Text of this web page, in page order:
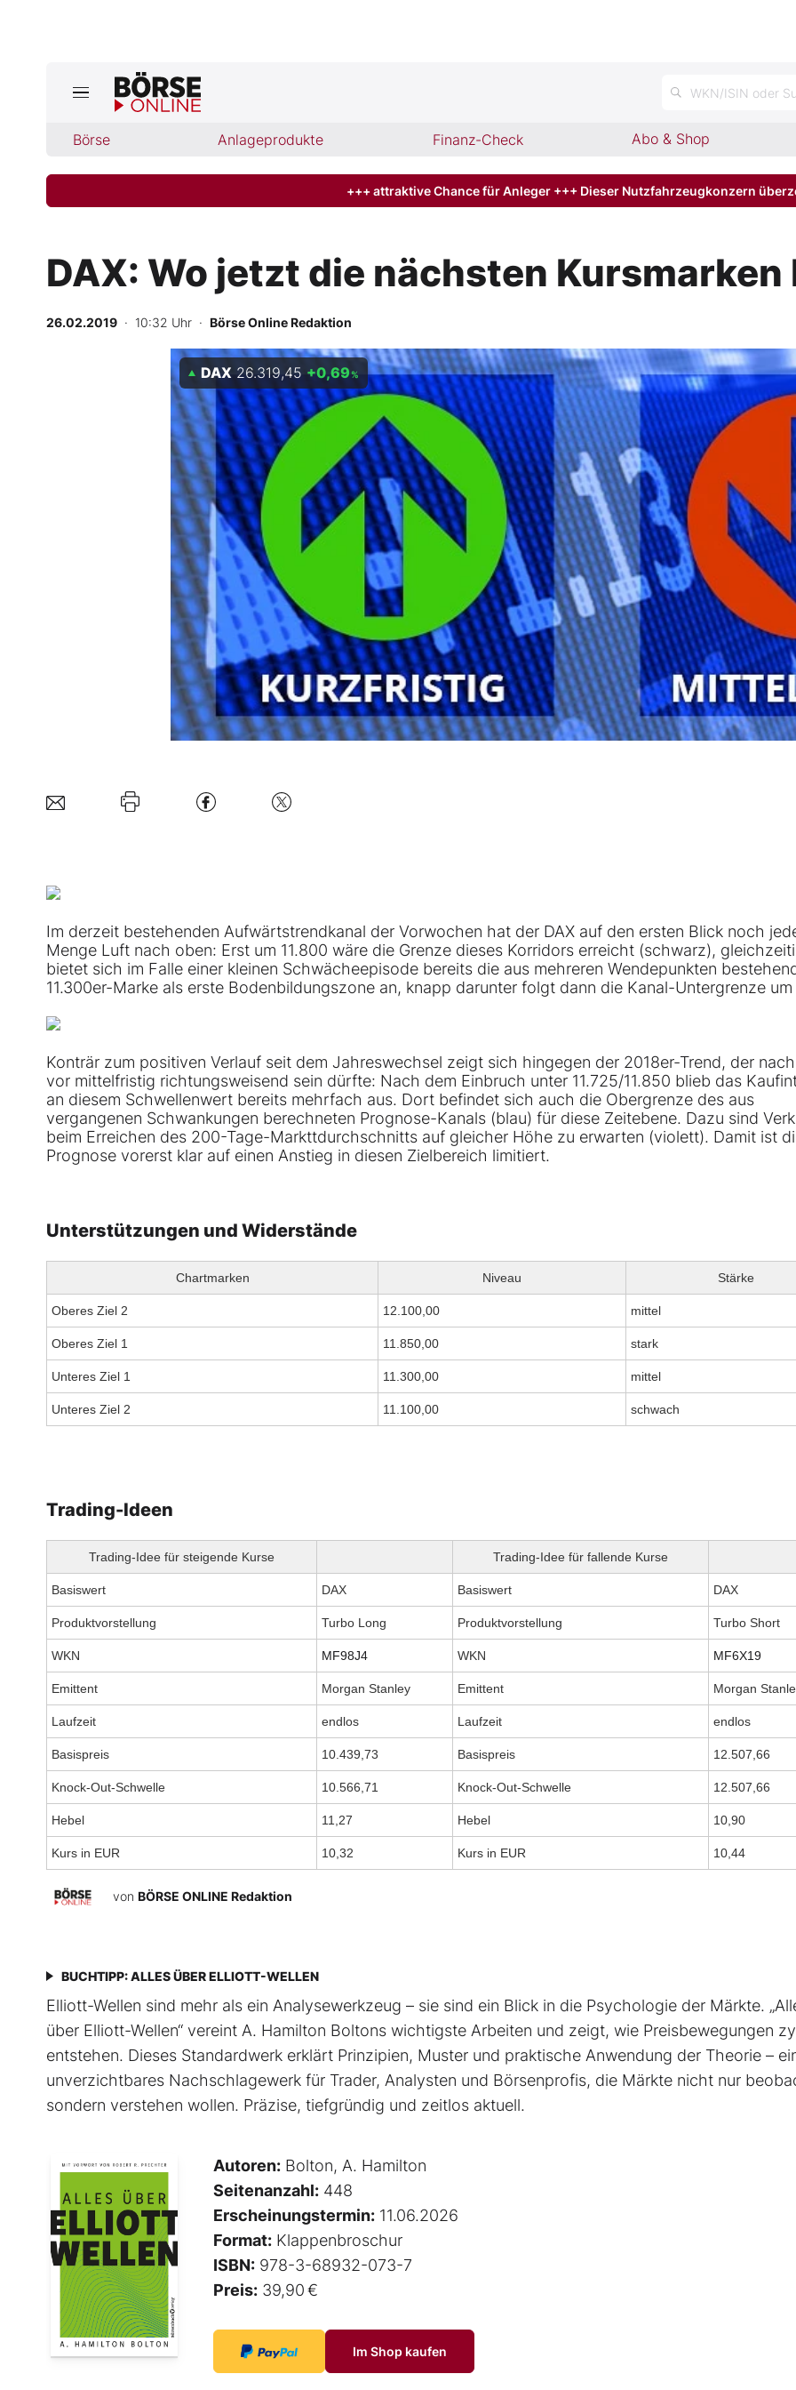
WKN/ISIN oder
Börse Anlageprodukte Finanz-Check Abo & Shop
Jetzt aktuelle Ausgabe BÖRSE ONLINE lesen
Finanz-Check
Abo & Shop
BO-Musterdepots
Experten
Mein B:O
Mein Konto
Folgen Sie uns
Kontakt
+++ attraktive Chance für Anleger +++ Dieser Nutzfahrzeugkonzern
DAX: Wo jetzt die nächsten Kursmarken
26.02.2019 · 10:32 Uhr · Börse Online Redaktion
DAX 26.319,45 +0,69%
Im derzeit bestehenden Aufwärtstrendkanal der Vorwochen hat der DAX auf den ersten Blick noch
Menge Luft nach oben: Erst um 11.800 wäre die Grenze dieses Korridors erreicht (schwarz),
bietet sich im Falle einer kleinen Schwächeepisode bereits die aus mehreren Wendepunkten
11.300er-Marke als erste Bodenbildungszone an, knapp darunter folgt dann die Kanal-Untergrenze um
Konträr zum positiven Verlauf seit dem Jahreswechsel zeigt sich hingegen der 2018er-Trend, der
vor mittelfristig richtungsweisend sein dürfte: Nach dem Einbruch unter 11.725/11.850 blieb das
an diesem Schwellenwert bereits mehrfach aus. Dort befindet sich auch die Obergrenze des aus
vergangenen Schwankungen berechneten Prognose-Kanals (blau) für diese Zeitebene. Dazu sind
beim Erreichen des 200-Tage-Markttdurchschnitts auf gleicher Höhe zu erwarten (violett). Damit ist
Prognose vorerst klar auf einen Anstieg in diesen Zielbereich limitiert.
Unterstützungen und Widerstände
Chartmarken Niveau Stärke
Oberes Ziel 2 12.100,00 mittel
Oberes Ziel 1 11.850,00 stark
Unteres Ziel 1 11.300,00 mittel
Unteres Ziel 2 11.100,00 schwach
Trading-Ideen
Trading-Idee für steigende Kurse Trading-Idee für fallende Kurse
Basiswert DAX Basiswert DAX
Produktvorstellung Turbo Long Produktvorstellung Turbo Short
WKN MF98J4 WKN MF6X19
Emittent Morgan Stanley Emittent Morgan
Laufzeit endlos Laufzeit endlos
Basispreis 10.439,73 Basispreis 12.507,66
Knock-Out-Schwelle 10.566,71 Knock-Out-Schwelle 12.507,66
Hebel 11,27 Hebel 10,90
Kurs in EUR 10,32 Kurs in EUR 10,44
von BÖRSE ONLINE Redaktion
BUCHTIPP: ALLES ÜBER ELLIOTT-WELLEN
Elliott-Wellen sind mehr als ein Analysewerkzeug – sie sind ein Blick in die Psychologie der Märkte.
über Elliott-Wellen“ vereint A. Hamilton Boltons wichtigste Arbeiten und zeigt, wie Preisbewegungen
entstehen. Dieses Standardwerk erklärt Prinzipien, Muster und praktische Anwendung der Theorie –
unverzichtbares Nachschlagewerk für Trader, Analysten und Börsenprofis, die Märkte nicht nur
sondern verstehen wollen. Präzise, tiefgründig und zeitlos aktuell.
Autoren: Bolton, A. Hamilton
Seitenanzahl: 448
Erscheinungstermin: 11.06.2026
Format: Klappenbroschur
ISBN: 978-3-68932-073-7
Preis: 39,90 €
Im Shop kaufen